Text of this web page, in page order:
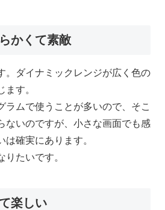
かくて素敵
。ダイナミックレンジが広く色の
す。
ラムで使うことが多いので、そこ
ないのですが、小さな画面でも感
は確実にあります。
たいです。
楽しい